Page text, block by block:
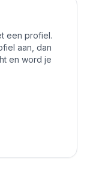
een profiel.
aan, dan
en word je